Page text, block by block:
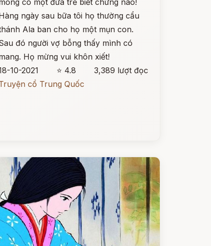
có một đứa trẻ biết chừng nào!
ngày sau bữa tôi họ thường cẩu
Ala ban cho họ một mụn con.
đó người vợ bỗng thấy mình có
Họ mừng vui khôn xiết!
10-2021
⭐ 4.8
3,389 lượt đọc
cổ Trung Quốc